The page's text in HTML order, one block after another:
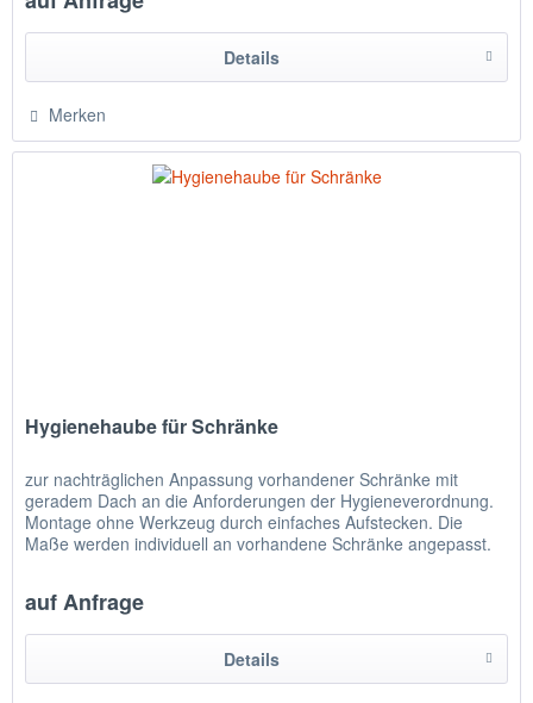
Details
Merken
Hygienehaube für Schränke
zur nachträglichen Anpassung vorhandener Schränke mit
geradem Dach an die Anforderungen der Hygieneverordnung.
Montage ohne Werkzeug durch einfaches Aufstecken. Die
Maße werden individuell an vorhandene Schränke angepasst.
auf Anfrage
Details